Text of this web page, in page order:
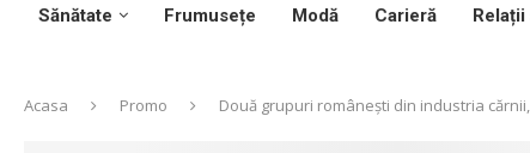
Sănătate Frumusețe Modă Carieră Relații
Acasa Promo Două grupuri românești din industria